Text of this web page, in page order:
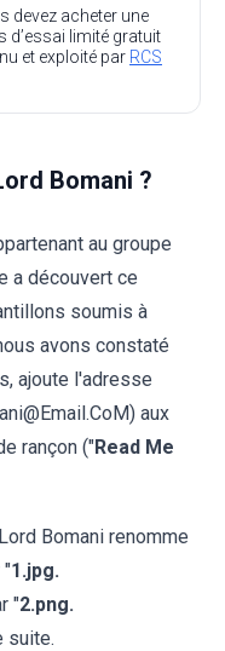
devez acheter une
d’essai limité gratuit
et exploité par RCS
Bomani ?
au groupe
a découvert ce
soumis à
avons constaté
ajoute l'adresse
aux
rançon ("Read Me
Bomani renomme
"1.jpg.
"2.png.
suite.